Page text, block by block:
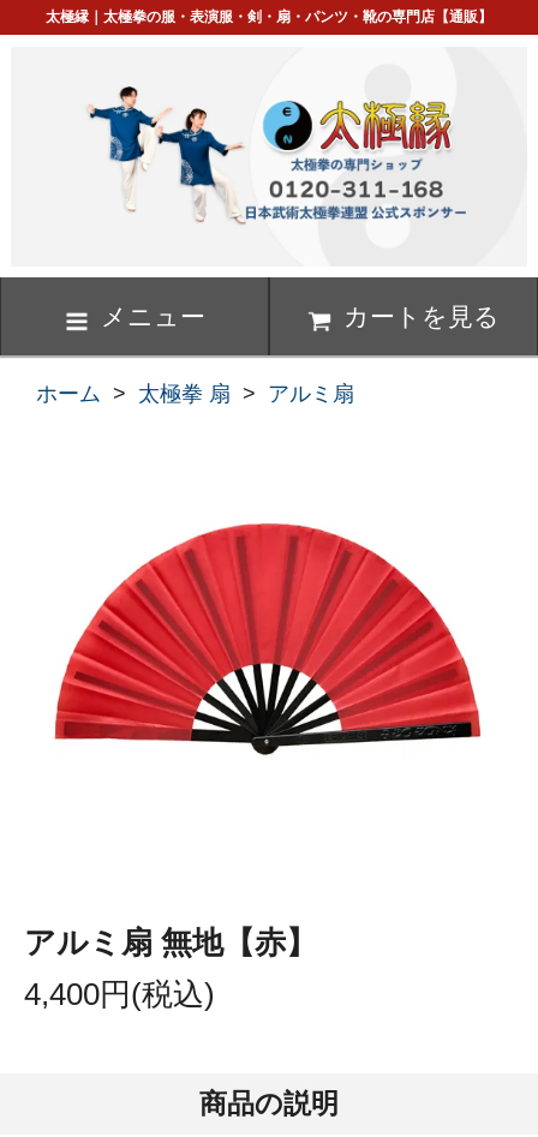
太極縁｜太極拳の服・表演服・剣・扇・パンツ・靴の専門店【通販】
メニュー カートを見る
ホーム > 太極拳 扇 > アルミ扇
アルミ扇 無地【赤】
4,400円(税込)
商品の説明